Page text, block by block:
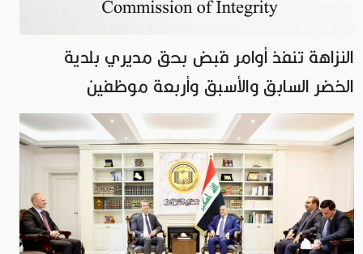
النزاهة تنفذ أوامر قبض بحق مديري بلدية
الخضر السابق والأسبق وأربعة موظفين